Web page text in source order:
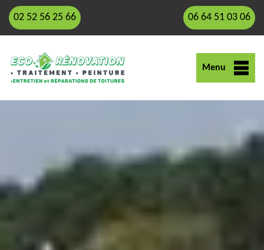
02 52 56 25 66 06 64 51 03 06
Menu